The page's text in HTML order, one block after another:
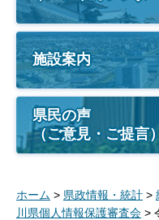
施設案内
県民の声
（ご意見・ご提言）
ホーム > 県政情報・統計 >
川県個人情報保護審査会 >